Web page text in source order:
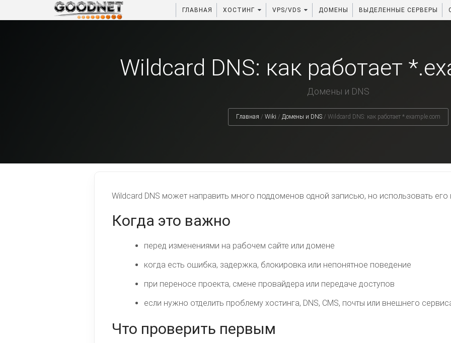
ГЛАВНАЯ ХОСТИНГ VPS/VDS ДОМЕНЫ ВЫДЕЛЕННЫЕ СЕРВЕРЫ
Wildcard DNS: как работает
Домены и DNS
Главная / Wiki / Домены и DNS / Wildcard DNS: как работает *.example.com
Wildcard DNS может направить много поддоменов одной записью, но использовать
Когда это важно
перед изменениями на рабочем сайте или домене
когда есть ошибка, задержка, блокировка или непонятное поведение
при переносе проекта, смене провайдера или передаче доступов
если нужно отделить проблему хостинга, DNS, CMS, почты или внешнего
Что проверить первым